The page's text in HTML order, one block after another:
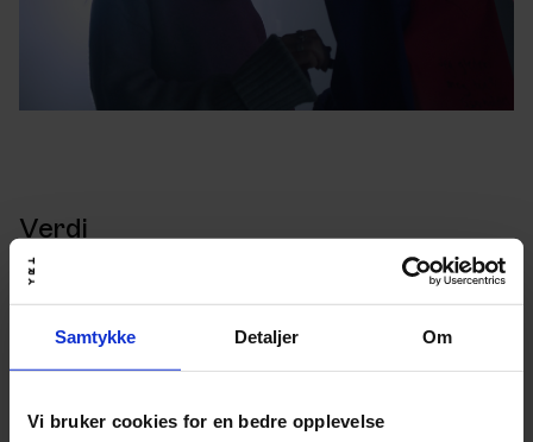
Samtykke Detaljer Om
Vi bruker cookies for en bedre opplevelse
Verdi
Filmen har hatt stor verdi for Ombudet for barn og
unge og fungert godt som en samtalestarter. De har
allerede vist den flere ganger i sine møter med elever
og under besøk på skoler. Planen er også bruke den
russ og russeforeldre sammen med både politi,